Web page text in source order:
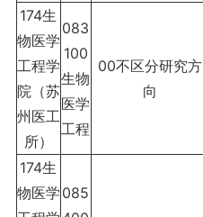
174生
物医学
工程学
院（苏
州医工
所）
083
100
生物
医学
工程
00不区分研究方
向
174生
物医学 085